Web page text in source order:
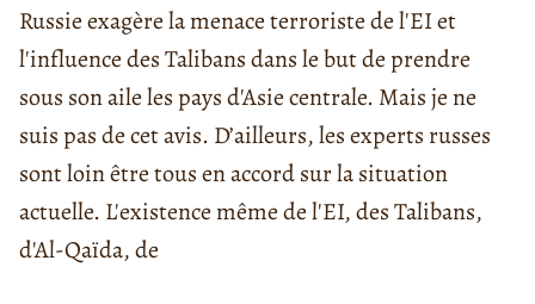
Russie exagère la menace terroriste de l'EI et
l'influence des Talibans dans le but de prendre
sous son aile les pays d'Asie centrale. Mais je ne
suis pas de cet avis. D’ailleurs, les experts russes
sont loin être tous en accord sur la situation
actuelle. L'existence même de l'EI, des Talibans,
d'Al-Qaïda, de